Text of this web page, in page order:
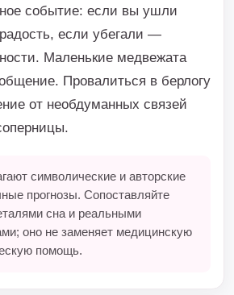
событие: если вы ушли
если убегали —
Маленькие медвежата
Провалиться в берлогу
от необдуманных связей
символические и авторские
прогнозы. Сопоставляйте
сна и реальными
оно не заменяет медицинскую
помощь.